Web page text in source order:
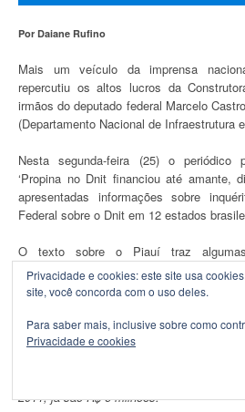
Por Daiane Rufino
Mais um veículo da imprensa
repercutiu os altos lucros da
irmãos do deputado federal Marcelo
(Departamento Nacional de Infraestrutura
Nesta segunda-feira (25) o periódico
‘Propina no Dnit financiou até amante,
apresentadas informações sobre
Federal sobre o Dnit em 12 estados
O texto sobre o Piauí traz algumas
pelo
Portal AZ
na última sexta-feira
cita o Piauí:
No Piauí, o superintendente Sebastião
cunhado, o deputado federal Marcelo
Empreiteira de irmãos do deputado
do Dnit -metade do que foi liberado
2011, já são R$ 6 milhões.
Privacidade e cookies: este site usa
site, você concorda com o uso deles.
Para saber mais, inclusive sobre como
Privacidade e cookies